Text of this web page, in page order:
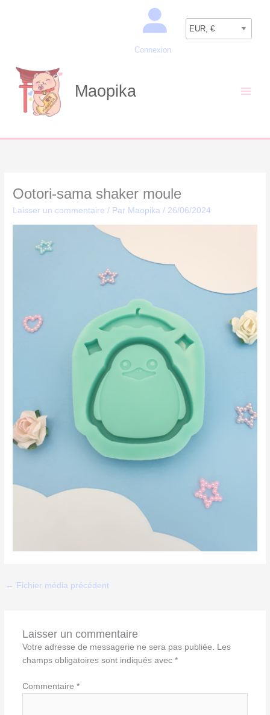
Connexion
EUR, €
Maopika
Ootori-sama shaker moule
Laisser un commentaire / Par Maopika/ 26/06/2024
← Fichier média précédent
Laisser un commentaire
Votre adresse de messagerie ne sera pas publiée. Les
champs obligatoires sont indiqués avec *
Commentaire *
Recherche